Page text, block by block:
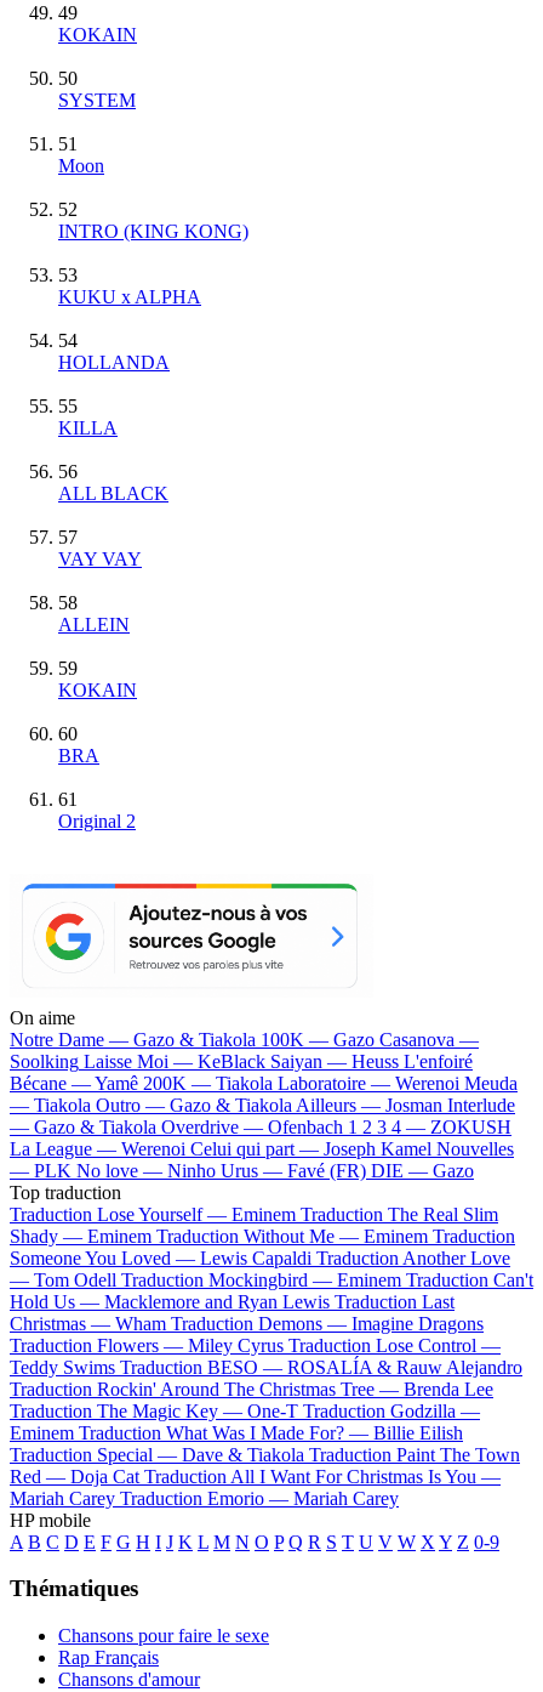
49
KOKAIN
50
SYSTEM
51
Moon
52
INTRO (KING KONG)
53
KUKU x ALPHA
54
HOLLANDA
55
KILLA
56
ALL BLACK
57
VAY VAY
58
ALLEIN
59
KOKAIN
60
BRA
61
Original 2
On aime
Notre Dame — Gazo & Tiakola 100K — Gazo Casanova —
Soolking Laisse Moi — KeBlack Saiyan — Heuss L'enfoiré
Bécane —Yamê 200K — Tiakola Laboratoire — Werenoi Meuda
— Tiakola Outro — Gazo & Tiakola Ailleurs — Josman Interlude
— Gazo & Tiakola Overdrive — Ofenbach 1 2 3 4 — ZOKUSH
La League — Werenoi Celui qui part — Joseph Kamel Nouvelles
— PLK No love — Ninho Urus — Favé (FR) DIE — Gazo
Top traduction
Traduction Lose Yourself — Eminem Traduction The Real Slim
Shady — Eminem Traduction Without Me — Eminem Traduction
Someone You Loved — Lewis Capaldi Traduction Another Love
— Tom Odell Traduction Mockingbird — Eminem Traduction Can't
Hold Us — Macklemore and Ryan Lewis Traduction Last
Christmas — Wham Traduction Demons — Imagine Dragons
Traduction Flowers — Miley Cyrus Traduction Lose Control —
Teddy Swims Traduction BESO — ROSALÍA & Rauw Alejandro
Traduction Rockin' Around The Christmas Tree — Brenda Lee
Traduction The Magic Key — One-T Traduction Godzilla —
Eminem Traduction What Was I Made For? — Billie Eilish
Traduction Special — Dave & Tiakola Traduction Paint The Town
Red — Doja Cat Traduction All I Want For Christmas Is You —
Mariah Carey Traduction Emorio — Mariah Carey
HP mobile
A B C D E F G H I J K L M N O P Q R S T U V W X Y Z 0-9
Thématiques
Chansons pour faire le sexe
Rap Français
Chansons d'amour